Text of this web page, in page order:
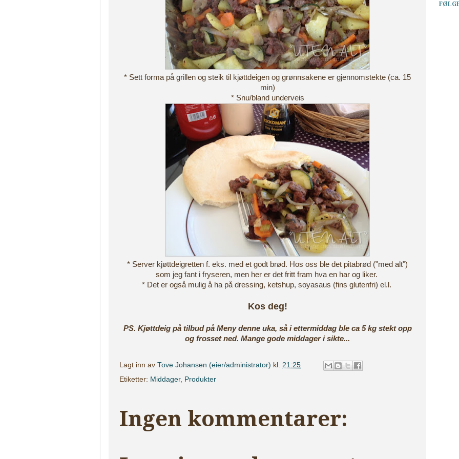
* Sett forma på grillen og steik til kjøttdeigen og grønnsakene er gjennomstekte (ca. 15
min)
* Snu/bland underveis
* Server kjøttdeigretten f. eks. med et godt brød. Hos oss ble det pitabrød ("med alt")
som jeg fant i fryseren, men her er det fritt fram hva en har og liker.
* Det er også mulig å ha på dressing, ketshup, soyasaus (fins glutenfri) el.l.
Kos deg!
PS. Kjøttdeig på tilbud på Meny denne uka, så i ettermiddag ble ca 5 kg stekt opp
og frosset ned. Mange gode middager i sikte...
Lagt inn av Tove Johansen (eier/administrator) kl. 21:25
Etiketter: Middager, Produkter
Ingen kommentarer: